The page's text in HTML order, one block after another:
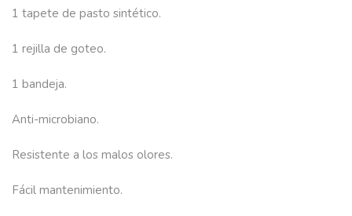
1 tapete de pasto sintético.
1 rejilla de goteo.
1 bandeja.
Anti-microbiano.
Resistente a los malos olores.
Fácil mantenimiento.